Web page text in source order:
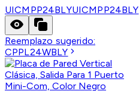
UICMPP24BLYUICMPP24BLY
Reemplazo sugerido:
CPPL24WBLY